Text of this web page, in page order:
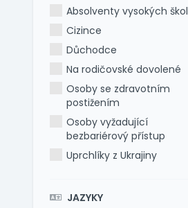
Absolventy vysokých škol
Cizince
Důchodce
Na rodičovské dovolené
Osoby se zdravotním
postižením
Osoby vyžadující
bezbariérový přístup
Uprchlíky z Ukrajiny
JAZYKY